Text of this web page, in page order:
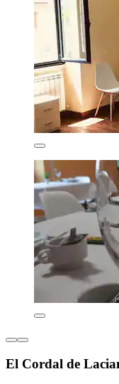
El Cordal de